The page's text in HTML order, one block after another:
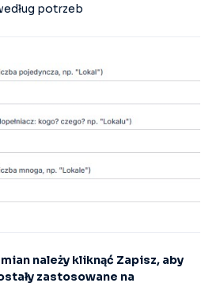
potrzeb
należy kliknąć Zapisz, aby
zastosowane na